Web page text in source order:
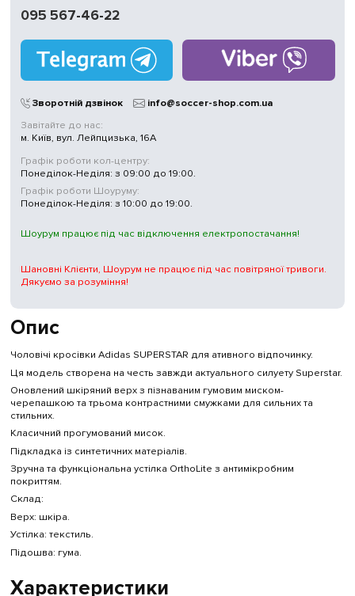
без вихідних
у Києві
Опис
Чоловічі кросівки Adidas SUPERSTAR для ативного відпочинку.
Ця модель створена на честь завжди актуального силуету Superstar.
Оновлений шкіряний верх з пізнаваним гумовим миском-
черепашкою та трьома контрастними смужками для сильних та
стильних.
Класичний прогумований мисок.
Підкладка із синтетичних матеріалів.
Зручна та функціональна устілка OrthoLite з антимікробним
покриттям.
Склад:
Верх: шкіра.
Устілка: текстиль.
Підошва: гума.
Характеристики
095 567-46-22
Зворотній дзвінок
info@soccer-shop.com.ua
Завітайте до нас:
м. Київ, вул. Лейпцизька, 16А
Графік роботи кол-центру:
Понеділок-Неділя: з 09:00 до 19:00.
Графік роботи Шоуруму:
Понеділок-Неділя: з 10:00 до 19:00.
Шоурум працює під час відключення електропостачання!
Шановні Клієнти, Шоурум не працює під час повітряної тривоги.
Дякуємо за розуміння!